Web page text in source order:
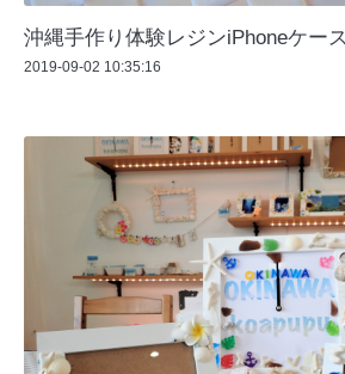
沖縄手作り体験レジンiPhoneケース
2019-09-02 10:35:16